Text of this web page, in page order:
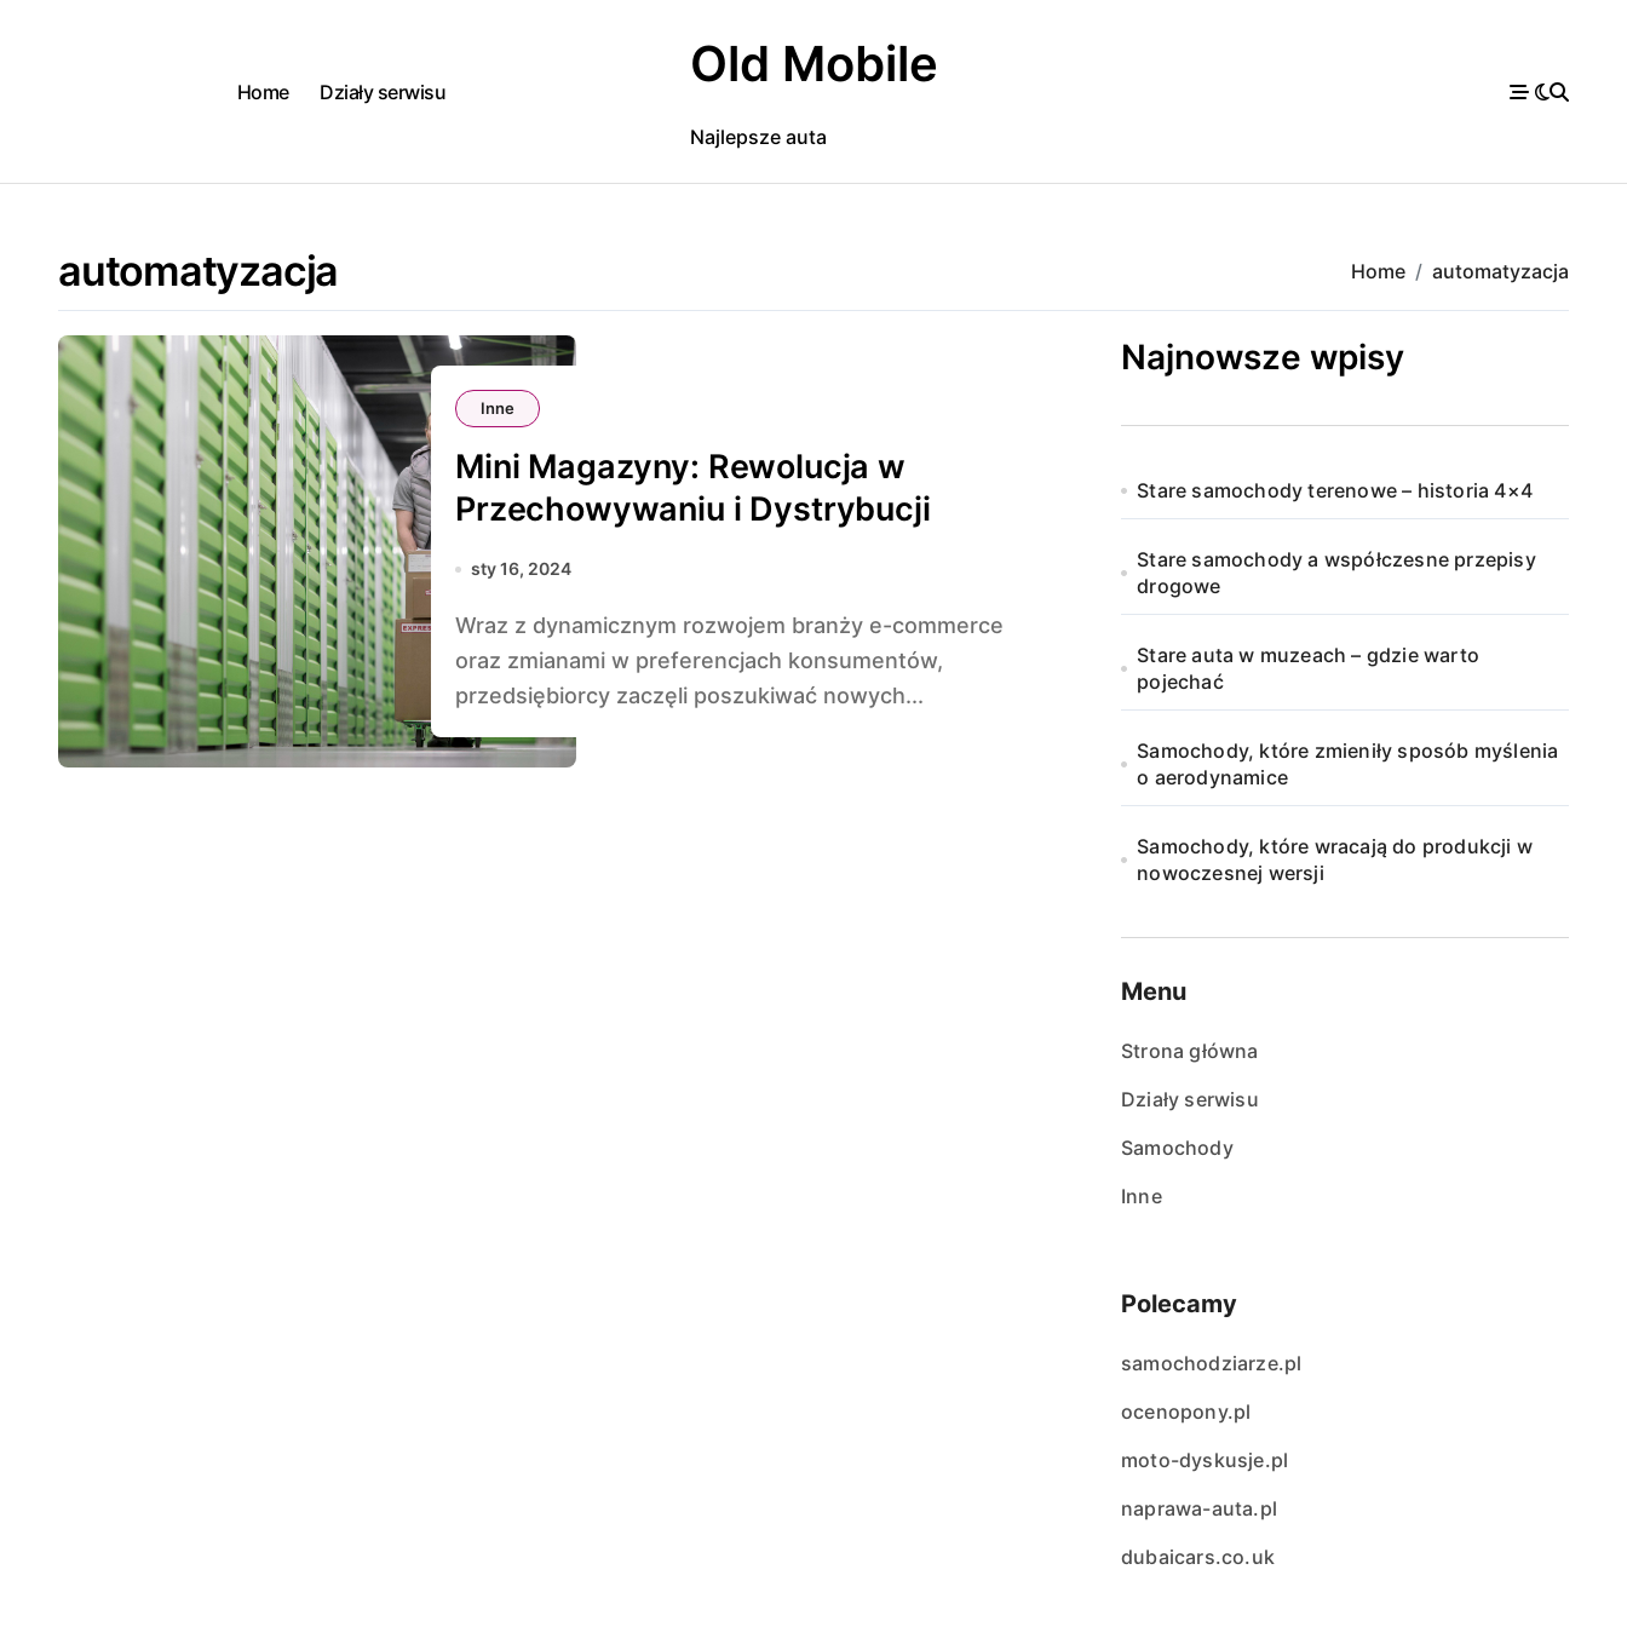
Home
Działy serwisu Old Mobile
Najlepsze auta
automatyzacja Home automatyzacja
Inne
Mini Magazyny: Rewolucja w
Przechowywaniu i Dystrybucji
sty 16, 2024
Wraz z dynamicznym rozwojem branży e-commerce
oraz zmianami w preferencjach konsumentów,
przedsiębiorcy zaczęli poszukiwać nowych...
Najnowsze wpisy
Stare samochody terenowe – historia 4×4
Stare samochody a współczesne przepisy
drogowe
Stare auta w muzeach – gdzie warto
pojechać
Samochody, które zmieniły sposób myślenia
o aerodynamice
Samochody, które wracają do produkcji w
nowoczesnej wersji
Menu
Strona główna
Działy serwisu
Samochody
Inne
Polecamy
samochodziarze.pl
ocenopony.pl
moto-dyskusje.pl
naprawa-auta.pl
dubaicars.co.uk